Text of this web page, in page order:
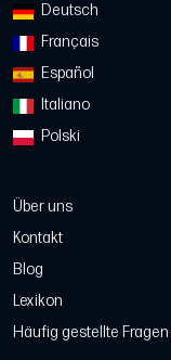
Deutsch
Français
Español
Italiano
Polski
Über uns
Kontakt
Blog
Lexikon
Häufig gestellte Fragen